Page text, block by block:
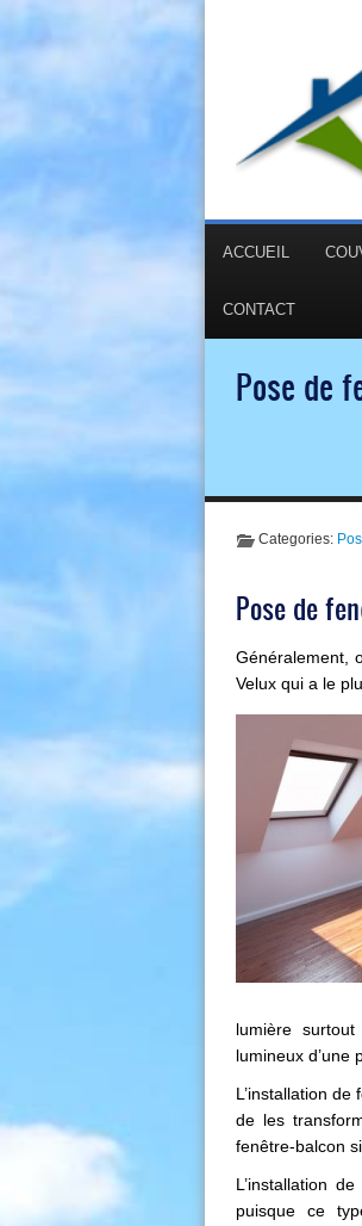
ACCUEIL
CONTACT
Pose de
Categories:
Pose de
Généralement,
Velux qui a le
lumière
lumineux d’une
L’installation
de les
fenêtre-balcon
L’installation
puisque ce